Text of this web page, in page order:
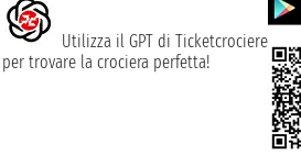
Utilizza il GPT di Ticketcrociere
per trovare la crociera perfetta!